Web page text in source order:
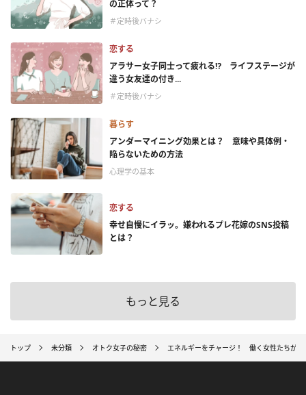
の正体って？
＃定時後バナシ
恋する
アラサー女子同士って疲れる⁉ ライフステージが
違う女友達の付き...
＃定時後バナシ
暮らす
アンダーマイニング効果とは？ 意味や具体例・
陥らないための方法
心理学の基本
恋する
幸せ自慢にイラッ。嫌われるプレ花嫁のSNS投稿
とは？
もっと見る
トップ 未分類 オトク女子の秘密 エネルギーをチャージ！ 働く女性たちが